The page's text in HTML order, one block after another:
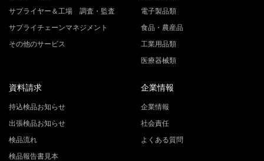
サプライヤー＆工場 調査・監査
サプライチェーンマネジメント
その他のサービス
電子製品類
食品・農産品
工業用品類
医療器械類
資料請求
持込検品お知らせ
出張検品お知らせ
検品流れ
検品報告書見本
企業情報
企業情報
社会責任
よくある質問